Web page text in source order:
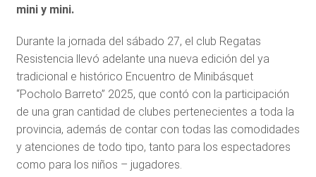
mini y mini.
Durante la jornada del sábado 27, el club Regatas
Resistencia llevó adelante una nueva edición del ya
tradicional e histórico Encuentro de Minibásquet
“Pocholo Barreto” 2025, que contó con la participación
de una gran cantidad de clubes pertenecientes a toda la
provincia, además de contar con todas las comodidades
y atenciones de todo tipo, tanto para los espectadores
como para los niños – jugadores.